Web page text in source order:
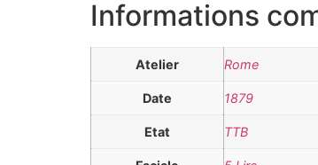
Informations
Atelier Rome
Date 1879
Etat TTB